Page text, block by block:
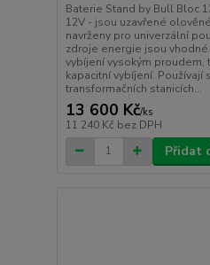
Baterie Stand by Bull Bloc
12V - jsou uzavřené
navrženy pro univerzální
zdroje energie jsou
vybíjení vysokým
kapacitní vybíjení. Používají
transformačních stanicích...
13 600 Kč/ks
11 240 Kč bez DPH
Přidat